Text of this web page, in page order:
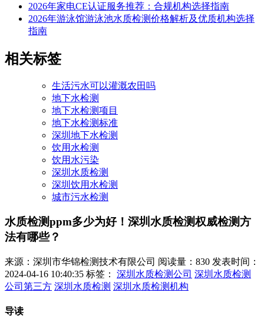
2026年家电CE认证服务推荐：合规机构选择指南
2026年游泳馆游泳池水质检测价格解析及优质机构选择
指南
相关标签
生活污水可以灌溉农田吗
地下水检测
地下水检测项目
地下水检测标准
深圳地下水检测
饮用水检测
饮用水污染
深圳水质检测
深圳饮用水检测
城市污水检测
水质检测ppm多少为好！深圳水质检测权威检测方
法有哪些？
来源：深圳市华锦检测技术有限公司 阅读量：830 发表时间：
2024-04-16 10:40:35 标签： 深圳水质检测公司 深圳水质检测
公司第三方 深圳水质检测 深圳水质检测机构
导读